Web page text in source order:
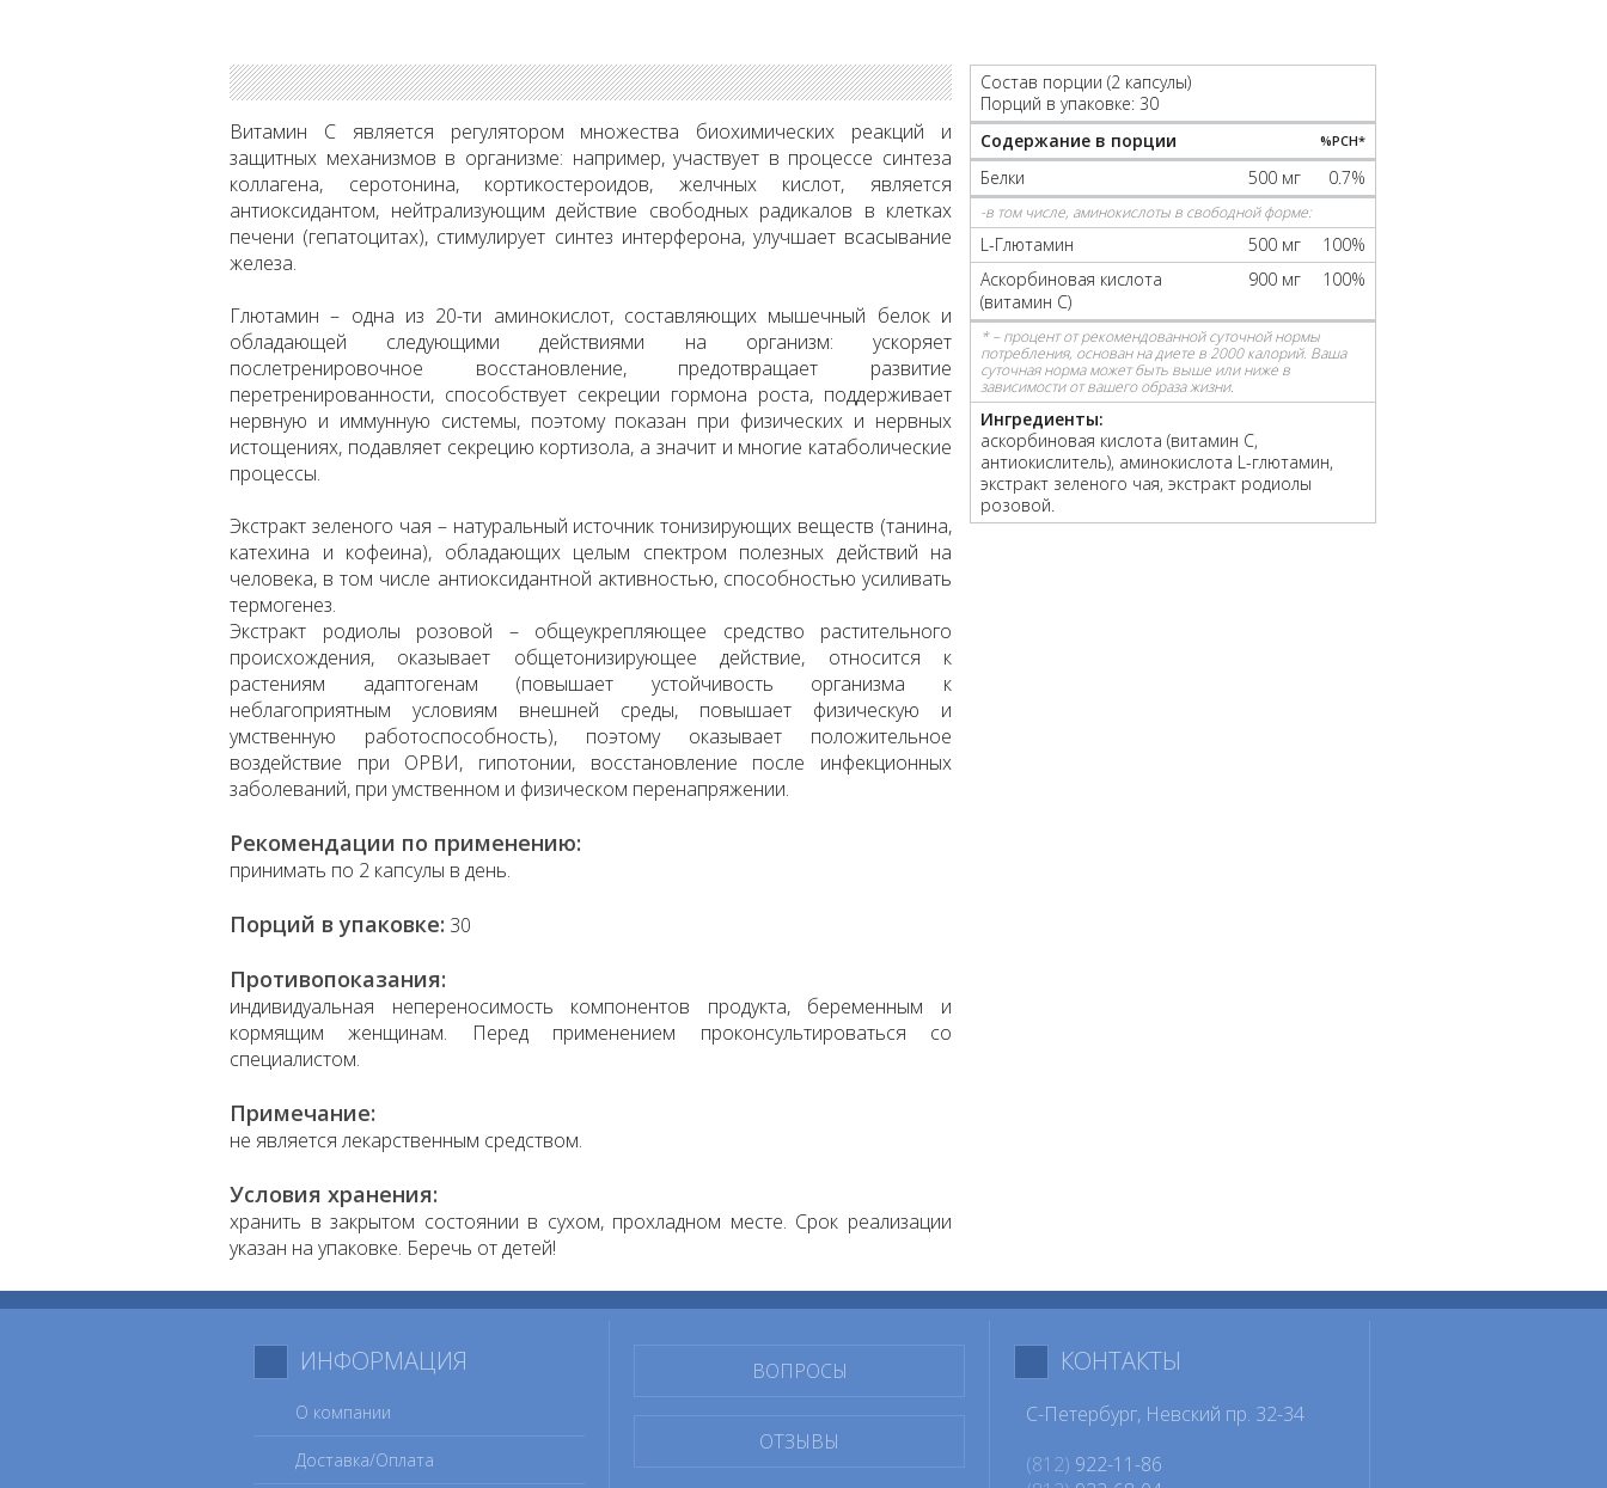
Витамин С является регулятором множества биохимических реакций и
защитных механизмов в организме: например, участвует в процессе синтеза
коллагена, серотонина, кортикостероидов, желчных кислот, является
антиоксидантом, нейтрализующим действие свободных радикалов в клетках
печени (гепатоцитах), стимулирует синтез интерферона, улучшает всасывание
железа.
Глютамин – одна из 20-ти аминокислот, составляющих мышечный белок и
обладающей следующими действиями на организм: ускоряет
послетренировочное восстановление, предотвращает развитие
перетренированности, способствует секреции гормона роста, поддерживает
нервную и иммунную системы, поэтому показан при физических и нервных
истощениях, подавляет секрецию кортизола, а значит и многие катаболические
процессы.
Экстракт зеленого чая – натуральный источник тонизирующих веществ (танина,
катехина и кофеина), обладающих целым спектром полезных действий на
человека, в том числе антиоксидантной активностью, способностью усиливать
термогенез.
Экстракт родиолы розовой – общеукрепляющее средство растительного
происхождения, оказывает общетонизирующее действие, относится к
растениям адаптогенам (повышает устойчивость организма к
неблагоприятным условиям внешней среды, повышает физическую и
умственную работоспособность), поэтому оказывает положительное
воздействие при ОРВИ, гипотонии, восстановление после инфекционных
заболеваний, при умственном и физическом перенапряжении.
Рекомендации по применению:
принимать по 2 капсулы в день.
Порций в упаковке: 30
Противопоказания:
индивидуальная непереносимость компонентов продукта, беременным и
кормящим женщинам. Перед применением проконсультироваться со
специалистом.
Примечание:
не является лекарственным средством.
Условия хранения:
хранить в закрытом состоянии в сухом, прохладном месте. Срок реализации
указан на упаковке. Беречь от детей!
Состав порции (2 капсулы)
Порций в упаковке: 30
Содержание в порции
%РСН*
Белки 500 мг 0.7%
-в том числе, аминокислоты в свободной форме:
L-Глютамин 500 мг
100%
Аскорбиновая кислота
900 мг
100%
(витамин С)
* – процент от рекомендованной суточной нормы
потребления, основан на диете в 2000 калорий. Ваша
суточная норма может быть выше или ниже в
зависимости от вашего образа жизни.
Ингредиенты:
аскорбиновая кислота (витамин С,
антиокислитель), аминокислота L-глютамин,
экстракт зеленого чая, экстракт родиолы
розовой.
ИНФОРМАЦИЯ
О компании
Доставка/Оплата
ВОПРОСЫ
ОТЗЫВЫ
КОНТАКТЫ
С-Петербург, Невский пр. 32-34
(812) 922-11-86